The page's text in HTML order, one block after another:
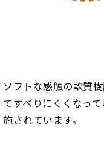
ソフトな感触の軟質
ですべりにくくなっ
施されています。